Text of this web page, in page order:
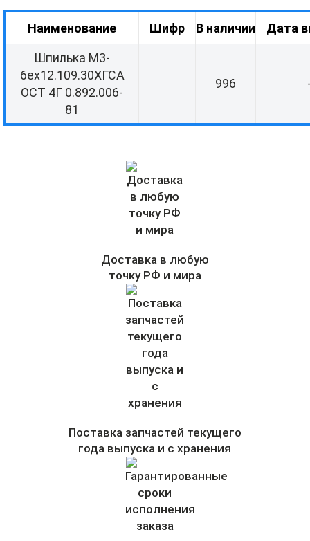
Наименование Шифр В наличии Дата
Шпилька М3-
6ех12.109.30ХГСА
ОСТ 4Г 0.892.006-
81
996
Доставка в любую
точку РФ и мира
Поставка запчастей текущего
года выпуска и с хранения